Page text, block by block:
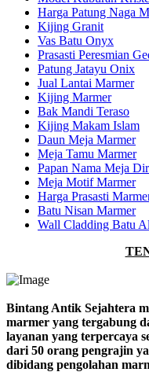
Harga Patung Naga
Kijing Granit
Vas Batu Onyx
Prasasti Peresmian
Patung Jatayu Onix
Jual Lantai Marmer
Kijing Marmer
Bak Mandi Teraso
Kijing Makam Islam
Daun Meja Marmer
Meja Tamu Marmer
Papan Nama Meja
Meja Motif Marmer
Harga Prasasti
Batu Nisan Marmer
Wall Cladding Batu
Bintang Antik Sejahtera
marmer yang tergabung
layanan yang terpercaya
dari 50 orang pengrajin
dibidang pengolahan